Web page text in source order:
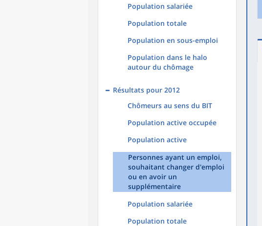
Population salariée
Population totale
Population en sous-emploi
Population dans le halo
autour du chômage
Résultats pour 2012
Chômeurs au sens du BIT
Population active occupée
Population active
Personnes ayant un emploi,
souhaitant changer d'emploi
ou en avoir un
supplémentaire
Population salariée
Population totale